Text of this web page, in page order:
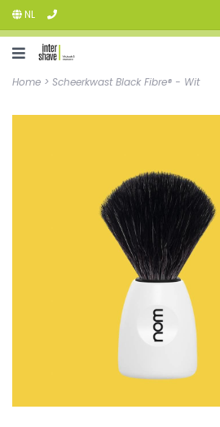
NL
Home > Scheerkwast Black Fibre® - Wit